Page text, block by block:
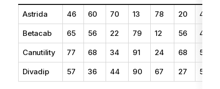
Astrida 46 60 70 13 78 20 45
Betacab 65 56 22 79 12 56 45
Canutility 77 68 34 91 24 68 57
Divadip 57 36 44 90 67 27 57